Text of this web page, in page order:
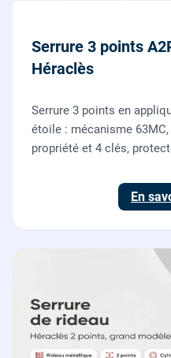
Serrure 3 points
Héraclès
Serrure 3 points en
étoile : mécanisme
propriété et 4 clés,
renforcer une porte
En